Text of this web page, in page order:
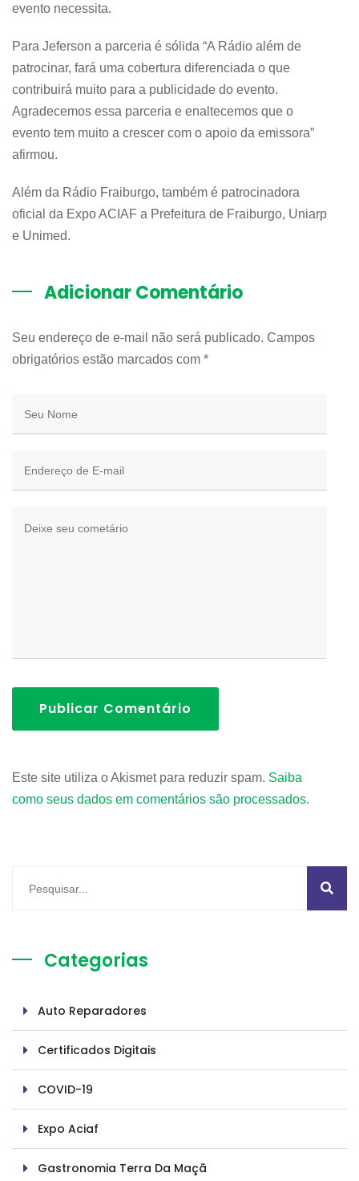
evento necessita.
Para Jeferson a parceria é sólida “A Rádio além de
patrocinar, fará uma cobertura diferenciada o que
contribuirá muito para a publicidade do evento.
Agradecemos essa parceria e enaltecemos que o
evento tem muito a crescer com o apoio da emissora”
afirmou.
Além da Rádio Fraiburgo, também é patrocinadora
oficial da Expo ACIAF a Prefeitura de Fraiburgo, Uniarp
e Unimed.
Adicionar Comentário
Seu endereço de e-mail não será publicado. Campos
obrigatórios estão marcados com *
Publicar Comentário
Este site utiliza o Akismet para reduzir spam. Saiba
como seus dados em comentários são processados.
Categorias
Auto Reparadores
Certificados Digitais
COVID-19
Expo Aciaf
Gastronomia Terra Da Maçã